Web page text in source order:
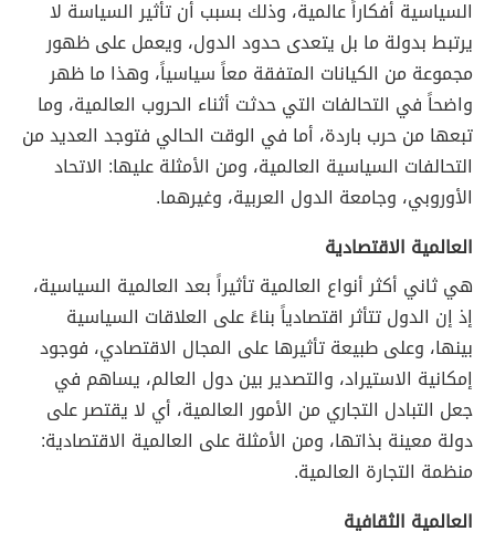
السياسية أفكاراً عالمية، وذلك بسبب أن تأثير السياسة لا
يرتبط بدولة ما بل يتعدى حدود الدول، ويعمل على ظهور
مجموعة من الكيانات المتفقة معاً سياسياً، وهذا ما ظهر
واضحاً في التحالفات التي حدثت أثناء الحروب العالمية، وما
تبعها من حرب باردة، أما في الوقت الحالي فتوجد العديد من
التحالفات السياسية العالمية، ومن الأمثلة عليها: الاتحاد
الأوروبي، وجامعة الدول العربية، وغيرهما.
العالمية الاقتصادية
هي ثاني أكثر أنواع العالمية تأثيراً بعد العالمية السياسية،
إذ إن الدول تتأثر اقتصادياً بناءً على العلاقات السياسية
بينها، وعلى طبيعة تأثيرها على المجال الاقتصادي، فوجود
إمكانية الاستيراد، والتصدير بين دول العالم، يساهم في
جعل التبادل التجاري من الأمور العالمية، أي لا يقتصر على
دولة معينة بذاتها، ومن الأمثلة على العالمية الاقتصادية:
منظمة التجارة العالمية.
العالمية الثقافية